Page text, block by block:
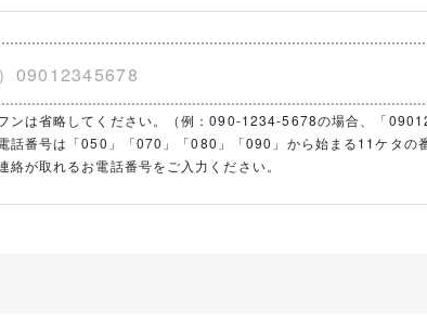
ンは省略してください。（例：090-1234-5678の場合、「
話番号は「050」「070」「080」「090」から始まる11ケタの
絡が取れるお電話番号をご入力ください。